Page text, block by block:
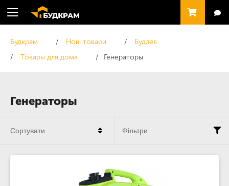
Генераторы
Будкрам Нові товари
Будлея
Товары для дома
Генераторы
Сортувати Фільтри